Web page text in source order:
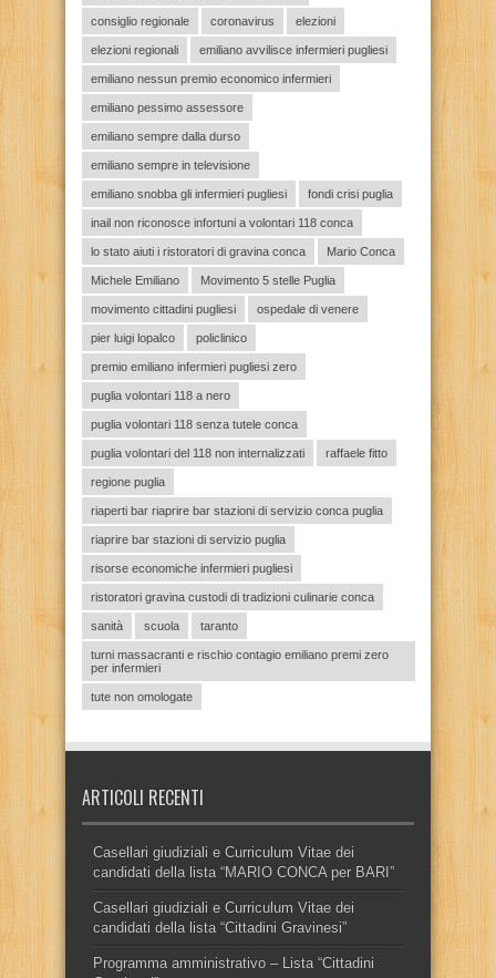
consiglio regionale coronavirus elezioni
elezioni regionali emiliano avvilisce infermieri pugliesi
emiliano nessun premio economico infermieri
emiliano pessimo assessore
emiliano sempre dalla durso
emiliano sempre in televisione
emiliano snobba gli infermieri pugliesi fondi crisi puglia
inail non riconosce infortuni a volontari 118 conca
lo stato aiuti i ristoratori di gravina conca Mario Conca
Michele Emiliano Movimento 5 stelle Puglia
movimento cittadini pugliesi ospedale di venere
pier luigi lopalco policlinico
premio emiliano infermieri pugliesi zero
puglia volontari 118 a nero
puglia volontari 118 senza tutele conca
puglia volontari del 118 non internalizzati raffaele fitto
regione puglia
riaperti bar riaprire bar stazioni di servizio conca puglia
riaprire bar stazioni di servizio puglia
risorse economiche infermieri pugliesi
ristoratori gravina custodi di tradizioni culinarie conca
sanità scuola taranto
turni massacranti e rischio contagio emiliano premi zero
per infermieri
tute non omologate
ARTICOLI RECENTI
Casellari giudiziali e Curriculum Vitae dei
candidati della lista “MARIO CONCA per BARI”
Casellari giudiziali e Curriculum Vitae dei
candidati della lista “Cittadini Gravinesi”
Programma amministrativo – Lista “Cittadini